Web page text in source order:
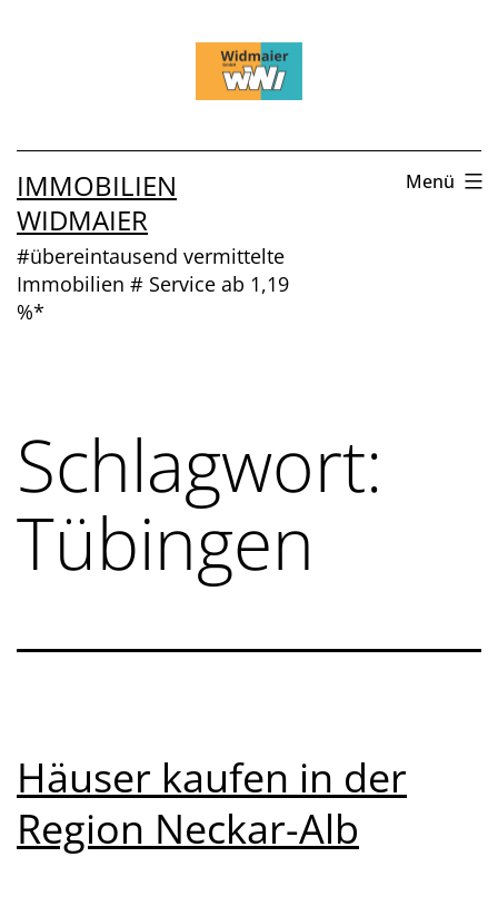
IMMOBILIEN
WIDMAIER
#übereintausend vermittelte
Immobilien # Service ab 1,19
%*
Menü
Schlagwort:
Tübingen
Häuser kaufen in der
Region Neckar-Alb